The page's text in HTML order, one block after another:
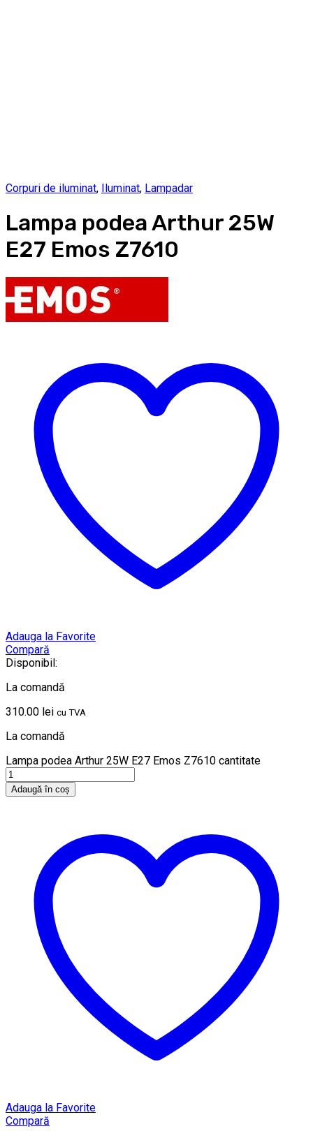
Corpuri de iluminat, Iluminat, Lampadar
Lampa podea Arthur 25W
E27 Emos Z7610
Adauga la Favorite
Compară
Disponibil:
La comandă
310.00 lei cu TVA
La comandă
Lampa podea Arthur 25W E27 Emos Z7610 cantitate
Adaugă în coș
Adauga la Favorite
Compară